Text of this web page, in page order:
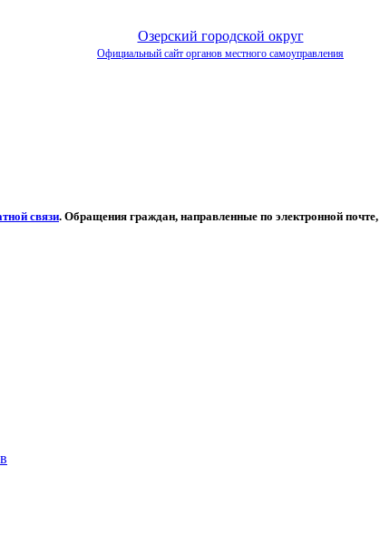
Озерский городской округ
Официальный сайт органов местного самоуправления
связи. Обращения граждан, направленные по электронной почте,